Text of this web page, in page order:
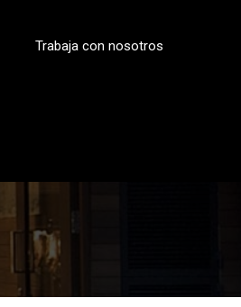
Trabaja con nosotros